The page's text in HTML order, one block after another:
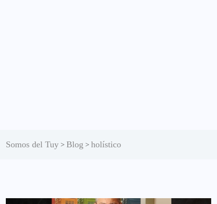
Somos del Tuy > Blog > holístico